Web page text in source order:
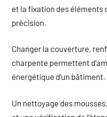
et la fixation des éléments
précision.
Changer la couverture,
charpente permettent
énergétique d’un bâtiment.
Un nettoyage des